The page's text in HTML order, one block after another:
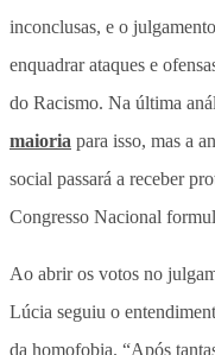
inconclusas, e o
enquadrar ataques e
do Racismo. Na última
maioria para isso, mas a
social passará a receber
Congresso Nacional
Ao abrir os votos no
Lúcia seguiu o
da homofobia. “Após